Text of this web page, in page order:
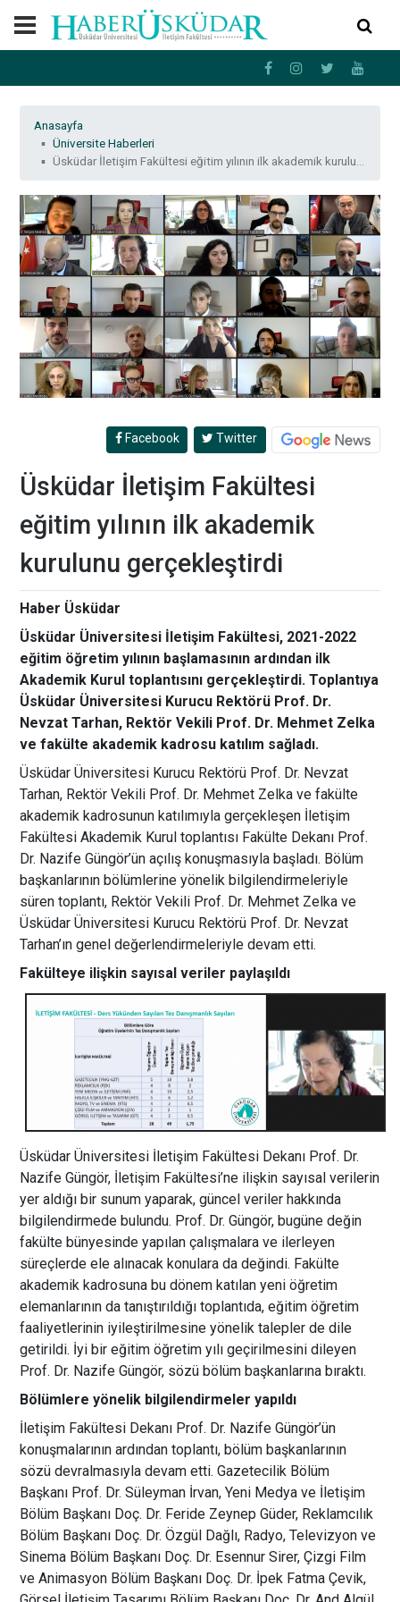
Anasayfa
Üniversite Haberleri
Üsküdar İletişim Fakültesi eğitim yılının ilk akademik kurulunu gerçekleştirdi
Facebook Twitter
Üsküdar İletişim Fakültesi
eğitim yılının ilk akademik
kurulunu gerçekleştirdi
Haber Üsküdar
Üsküdar Üniversitesi İletişim Fakültesi, 2021-2022
eğitim öğretim yılının başlamasının ardından ilk
Akademik Kurul toplantısını gerçekleştirdi. Toplantıya
Üsküdar Üniversitesi Kurucu Rektörü Prof. Dr.
Nevzat Tarhan, Rektör Vekili Prof. Dr. Mehmet Zelka
ve fakülte akademik kadrosu katılım sağladı.
Üsküdar Üniversitesi Kurucu Rektörü Prof. Dr. Nevzat
Tarhan, Rektör Vekili Prof. Dr. Mehmet Zelka ve fakülte
akademik kadrosunun katılımıyla gerçekleşen İletişim
Fakültesi Akademik Kurul toplantısı Fakülte Dekanı Prof.
Dr. Nazife Güngör’ün açılış konuşmasıyla başladı. Bölüm
başkanlarının bölümlerine yönelik bilgilendirmeleriyle
süren toplantı, Rektör Vekili Prof. Dr. Mehmet Zelka ve
Üsküdar Üniversitesi Kurucu Rektörü Prof. Dr. Nevzat
Tarhan’ın genel değerlendirmeleriyle devam etti.
Fakülteye ilişkin sayısal veriler paylaşıldı
Üsküdar Üniversitesi İletişim Fakültesi Dekanı Prof. Dr.
Nazife Güngör, İletişim Fakültesi’ne ilişkin sayısal verilerin
yer aldığı bir sunum yaparak, güncel veriler hakkında
bilgilendirmede bulundu. Prof. Dr. Güngör, bugüne değin
fakülte bünyesinde yapılan çalışmalara ve ilerleyen
süreçlerde ele alınacak konulara da değindi. Fakülte
akademik kadrosuna bu dönem katılan yeni öğretim
elemanlarının da tanıştırıldığı toplantıda, eğitim öğretim
faaliyetlerinin iyileştirilmesine yönelik talepler de dile
getirildi. İyi bir eğitim öğretim yılı geçirilmesini dileyen
Prof. Dr. Nazife Güngör, sözü bölüm başkanlarına bıraktı.
Bölümlere yönelik bilgilendirmeler yapıldı
İletişim Fakültesi Dekanı Prof. Dr. Nazife Güngör’ün
konuşmalarının ardından toplantı, bölüm başkanlarının
sözü devralmasıyla devam etti. Gazetecilik Bölüm
Başkanı Prof. Dr. Süleyman İrvan, Yeni Medya ve İletişim
Bölüm Başkanı Doç. Dr. Feride Zeynep Güder, Reklamcılık
Bölüm Başkanı Doç. Dr. Özgül Dağlı, Radyo, Televizyon ve
Sinema Bölüm Başkanı Doç. Dr. Esennur Sirer, Çizgi Film
ve Animasyon Bölüm Başkanı Doç. Dr. İpek Fatma Çevik,